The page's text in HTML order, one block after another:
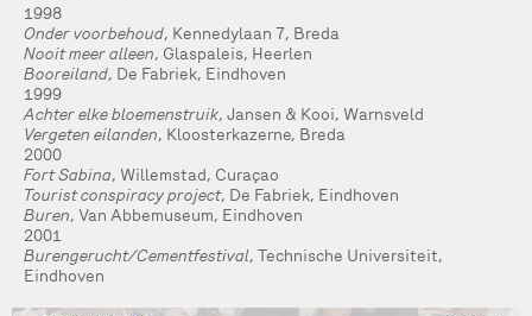
1998
Onder voorbehoud, Kennedylaan 7, Breda
Nooit meer alleen, Glaspaleis, Heerlen
Booreiland, De Fabriek, Eindhoven
1999
Achter elke bloemenstruik, Jansen & Kooi, Warnsveld
Vergeten eilanden, Kloosterkazerne, Breda
2000
Fort Sabina, Willemstad, Curaçao
Tourist conspiracy project, De Fabriek, Eindhoven
Buren, Van Abbemuseum, Eindhoven
2001
Burengerucht/Cementfestival, Technische Universiteit,
Eindhoven